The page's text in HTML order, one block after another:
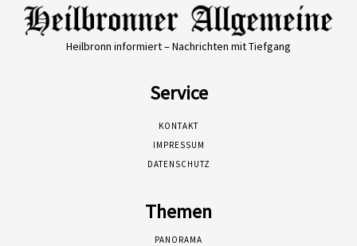
Heilbronn informiert – Nachrichten mit Tiefgang
Service
KONTAKT
IMPRESSUM
DATENSCHUTZ
Themen
PANORAMA